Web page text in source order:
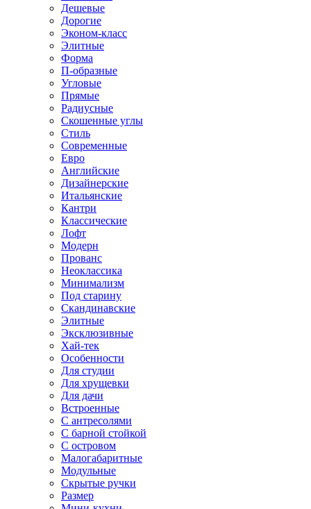
Дешевые
Дорогие
Эконом-класс
Элитные
Форма
П-образные
Угловые
Прямые
Радиусные
Скошенные углы
Стиль
Современные
Евро
Английские
Дизайнерские
Итальянские
Кантри
Классические
Лофт
Модерн
Прованс
Неоклассика
Минимализм
Под старину
Скандинавские
Элитные
Эксклюзивные
Хай-тек
Особенности
Для студии
Для хрущевки
Для дачи
Встроенные
С антресолями
С барной стойкой
С островом
Малогабаритные
Модульные
Скрытые ручки
Размер